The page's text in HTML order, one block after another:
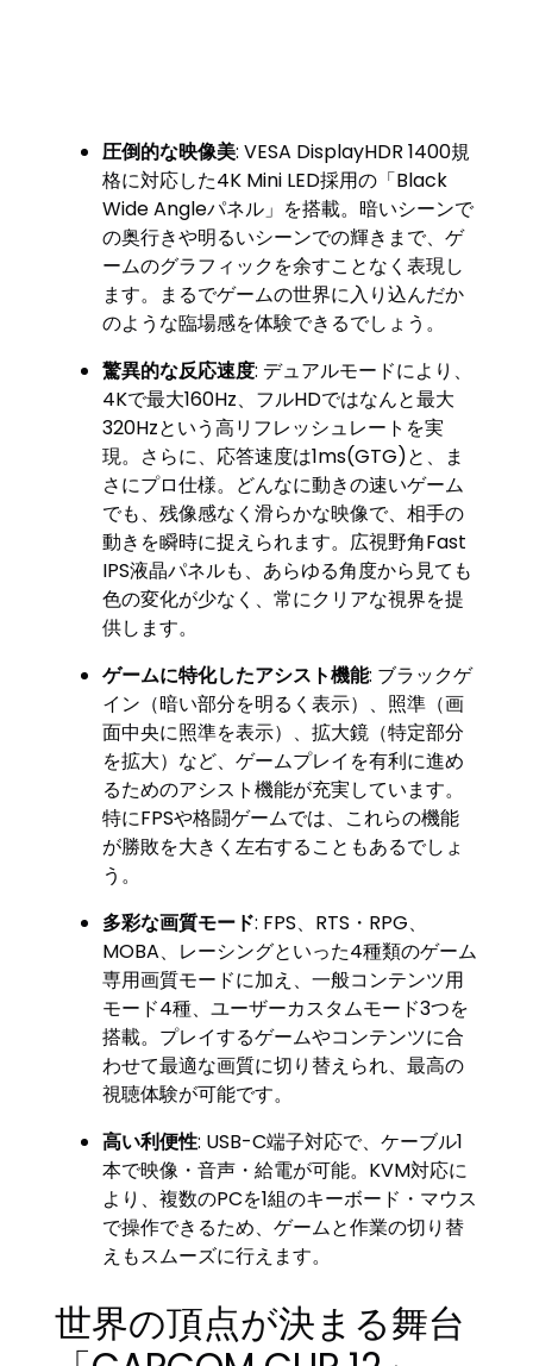
圧倒的な映像美: VESA DisplayHDR 1400規
格に対応した4K Mini LED採用の「Black
Wide Angleパネル」を搭載。暗いシーンで
の奥行きや明るいシーンでの輝きまで、ゲ
ームのグラフィックを余すことなく表現し
ます。まるでゲームの世界に入り込んだか
のような臨場感を体験できるでしょう。
驚異的な反応速度: デュアルモードにより、
4Kで最大160Hz、フルHDではなんと最大
320Hzという高リフレッシュレートを実
現。さらに、応答速度は1ms(GTG)と、ま
さにプロ仕様。どんなに動きの速いゲーム
でも、残像感なく滑らかな映像で、相手の
動きを瞬時に捉えられます。広視野角Fast
IPS液晶パネルも、あらゆる角度から見ても
色の変化が少なく、常にクリアな視界を提
供します。
ゲームに特化したアシスト機能: ブラックゲ
イン（暗い部分を明るく表示）、照準（画
面中央に照準を表示）、拡大鏡（特定部分
を拡大）など、ゲームプレイを有利に進め
るためのアシスト機能が充実しています。
特にFPSや格闘ゲームでは、これらの機能
が勝敗を大きく左右することもあるでしょ
う。
多彩な画質モード: FPS、RTS・RPG、
MOBA、レーシングといった4種類のゲーム
専用画質モードに加え、一般コンテンツ用
モード4種、ユーザーカスタムモード3つを
搭載。プレイするゲームやコンテンツに合
わせて最適な画質に切り替えられ、最高の
視聴体験が可能です。
高い利便性: USB-C端子対応で、ケーブル1
本で映像・音声・給電が可能。KVM対応に
より、複数のPCを1組のキーボード・マウス
で操作できるため、ゲームと作業の切り替
えもスムーズに行えます。
世界の頂点が決まる舞台